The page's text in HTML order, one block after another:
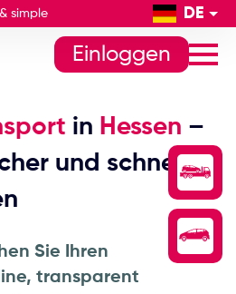
simple DE
Einloggen
in Hessen –
und schnell
Sie Ihren
transparent